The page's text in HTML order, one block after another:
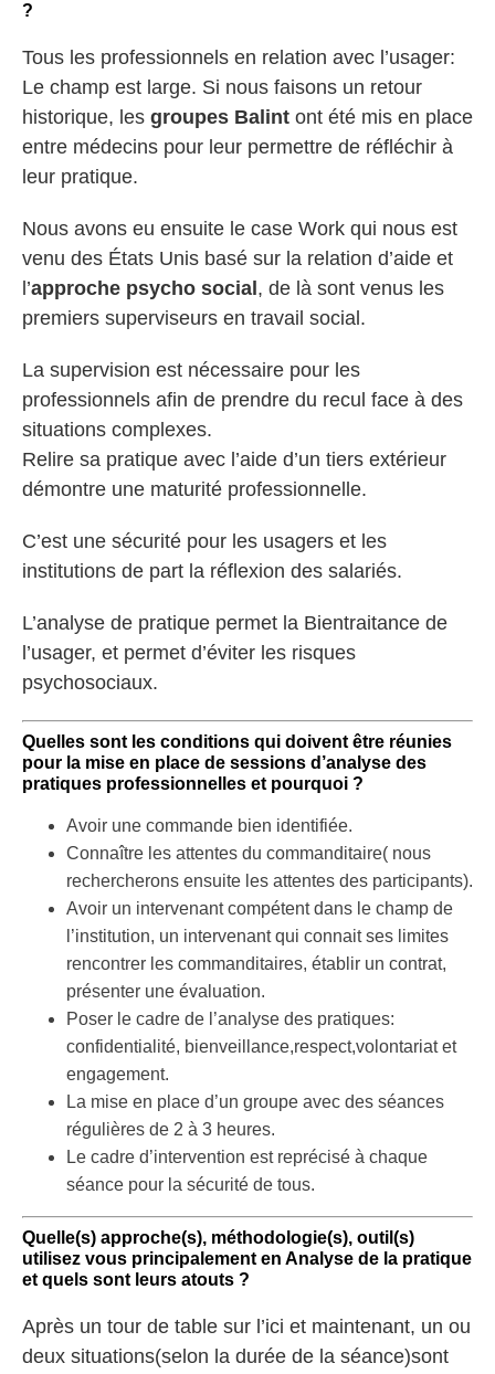
?
Tous les professionnels en relation avec l’usager:
Le champ est large. Si nous faisons un retour
historique, les groupes Balint ont été mis en place
entre médecins pour leur permettre de réfléchir à
leur pratique.
Nous avons eu ensuite le case Work qui nous est
venu des États Unis basé sur la relation d’aide et
l’approche psycho social , de là sont venus les
premiers superviseurs en travail social.
La supervision est nécessaire pour les
professionnels afin de prendre du recul face à des
situations complexes.
Relire sa pratique avec l’aide d’un tiers extérieur
démontre une maturité professionnelle.
C’est une sécurité pour les usagers et les
institutions de part la réflexion des salariés.
L’analyse de pratique permet la Bientraitance de
l’usager, et permet d’éviter les risques
psychosociaux.
Quelles sont les conditions qui doivent être réunies
pour la mise en place de sessions d’analyse des
pratiques professionnelles et pourquoi ?
Avoir une commande bien identifiée.
Connaître les attentes du commanditaire( nous
rechercherons ensuite les attentes des participants).
Avoir un intervenant compétent dans le champ de
l’institution, un intervenant qui connait ses limites
rencontrer les commanditaires, établir un contrat,
présenter une évaluation.
Poser le cadre de l’analyse des pratiques:
confidentialité, bienveillance,respect,volontariat et
engagement.
La mise en place d’un groupe avec des séances
régulières de 2 à 3 heures.
Le cadre d’intervention est reprécisé à chaque
séance pour la sécurité de tous.
Quelle(s) approche(s), méthodologie(s), outil(s)
utilisez vous principalement en Analyse de la pratique
et quels sont leurs atouts ?
Après un tour de table sur l’ici et maintenant, un ou
deux situations(selon la durée de la séance)sont